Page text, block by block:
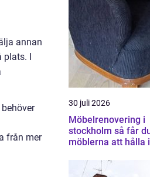
annan
plats. I
från mer
30 juli 2026
Möbelrenovering i
stockholm så får du
möblerna att hålla i